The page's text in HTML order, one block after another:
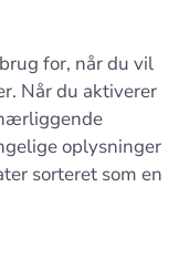
for, når du vil
Når du aktiverer
oplysninger
sorteret som en